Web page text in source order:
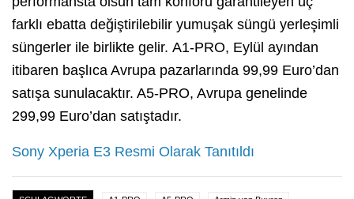
farklı ebatta değiştirilebilir yumuşak süngü yerleşimli
süngerler ile birlikte gelir. A1-PRO, Eylül ayından
itibaren başlıca Avrupa pazarlarında 99,99 Euro’dan
satışa sunulacaktır. A5-PRO, Avrupa genelinde
299,99 Euro’dan satıştadır.
Sony Xperia E3 Resmi Olarak Tanıtıldı